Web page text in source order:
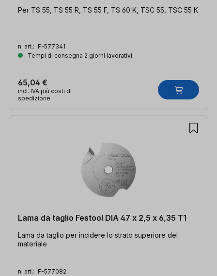
Per TS 55, TS 55 R, TS 55 F, TS 60 K, TSC 55, TSC 55 K
n. art.: F-577341
Tempi di consegna 2 giorni lavorativi
65,04 €
incl. IVA più costi di
spedizione
Lama da taglio Festool DIA 47 x 2,5 x 6,35 T1
Lama da taglio per incidere lo strato superiore del
materiale
n. art.: F-577082